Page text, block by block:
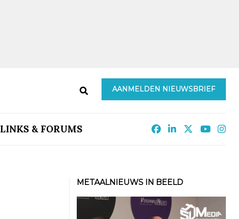
AANMELDEN NIEUWSBRIEF
LINKS & FORUMS
METAALNIEUWS IN BEELD